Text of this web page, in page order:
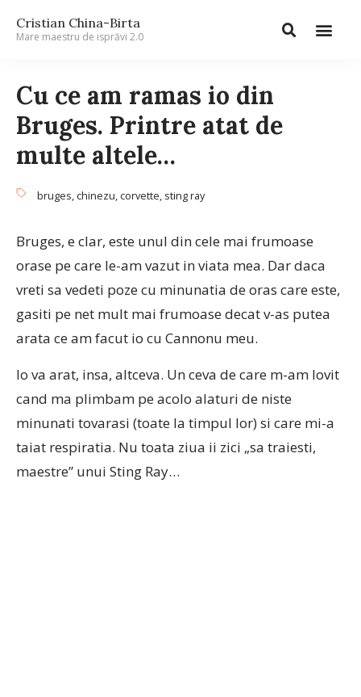
Cristian China-Birta
Mare maestru de isprăvi 2.0
Cu ce am ramas io din
Bruges. Printre atat de
multe altele…
bruges, chinezu, corvette, sting ray
Bruges, e clar, este unul din cele mai frumoase
orase pe care le-am vazut in viata mea. Dar daca
vreti sa vedeti poze cu minunatia de oras care este,
gasiti pe net mult mai frumoase decat v-as putea
arata ce am facut io cu Cannonu meu.
Io va arat, insa, altceva. Un ceva de care m-am lovit
cand ma plimbam pe acolo alaturi de niste
minunati tovarasi (toate la timpul lor) si care mi-a
taiat respiratia. Nu toata ziua ii zici „sa traiesti,
maestre” unui Sting Ray…